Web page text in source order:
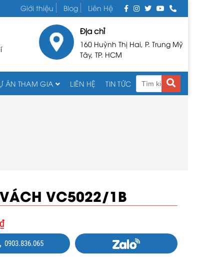
Giới thiệu Blog Liên Hệ
Địa chỉ
160 Huỳnh Thị Hai, P. Trung Mỹ
Tây, TP. HCM
ÁN THAM GIA LIÊN HỆ TIN TỨC
VC5022/1B
₫
0903.836.065